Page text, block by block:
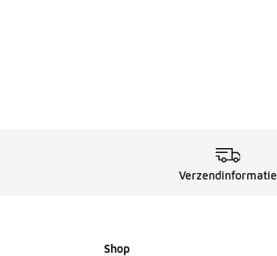
Verzendinformatie
Shop